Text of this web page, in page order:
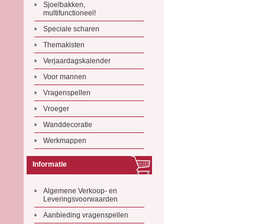
Sjoelbakken,
multifunctioneel!
Speciale scharen
Themakisten
Verjaardagskalender
Voor mannen
Vragenspellen
Vroeger
Wanddecoratie
Werkmappen
Informatie
Algemene Verkoop- en
Leveringsvoorwaarden
Aanbieding vragenspellen